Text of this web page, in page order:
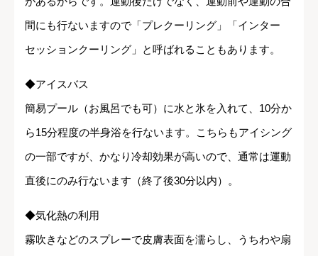
間にも行ないますので「プレクーリング」「インター
セッションクーリング」と呼ばれることもあります。
◆アイスバス
簡易プール（お風呂でも可）に水と氷を入れて、10分か
ら15分程度の半身浴を行ないます。こちらもアイシング
の一部ですが、かなり冷却効果が高いので、通常は運動
直後にのみ行ないます（終了後30分以内）。
◆気化熱の利用
霧吹きなどのスプレーで皮膚表面を濡らし、うちわや扇